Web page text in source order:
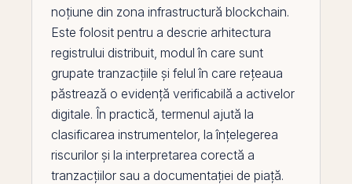
noțiune din zona infrastructură blockchain.
Este folosit pentru a descrie arhitectura
registrului distribuit, modul în care sunt
grupate tranzacțiile și felul în care rețeaua
păstrează o evidență verificabilă a activelor
digitale. În practică, termenul ajută la
clasificarea instrumentelor, la înțelegerea
riscurilor și la interpretarea corectă a
tranzacțiilor sau a documentației de piață.